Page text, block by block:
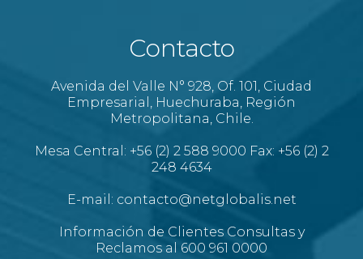
Contacto
Avenida del Valle N° 928, Of. 101, Ciudad
Empresarial, Huechuraba, Región
Metropolitana, Chile.
Mesa Central: +56 (2) 2 588 9000 Fax: +56 (2) 2
248 4634
E-mail: contacto@netglobalis.net
Información de Clientes Consultas y
Reclamos al 600 961 0000